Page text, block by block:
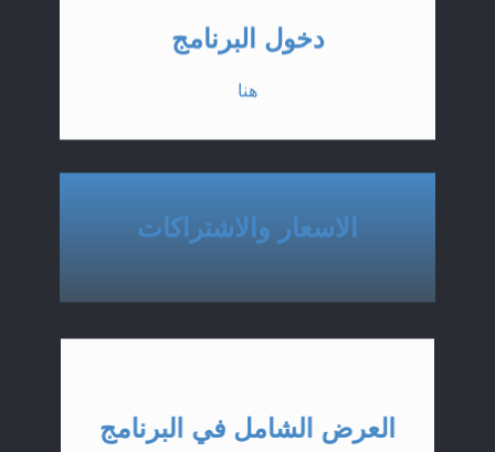
دخول البرنامج
هنا
الاسعار والاشتراكات
العرض الشامل في البرنامج